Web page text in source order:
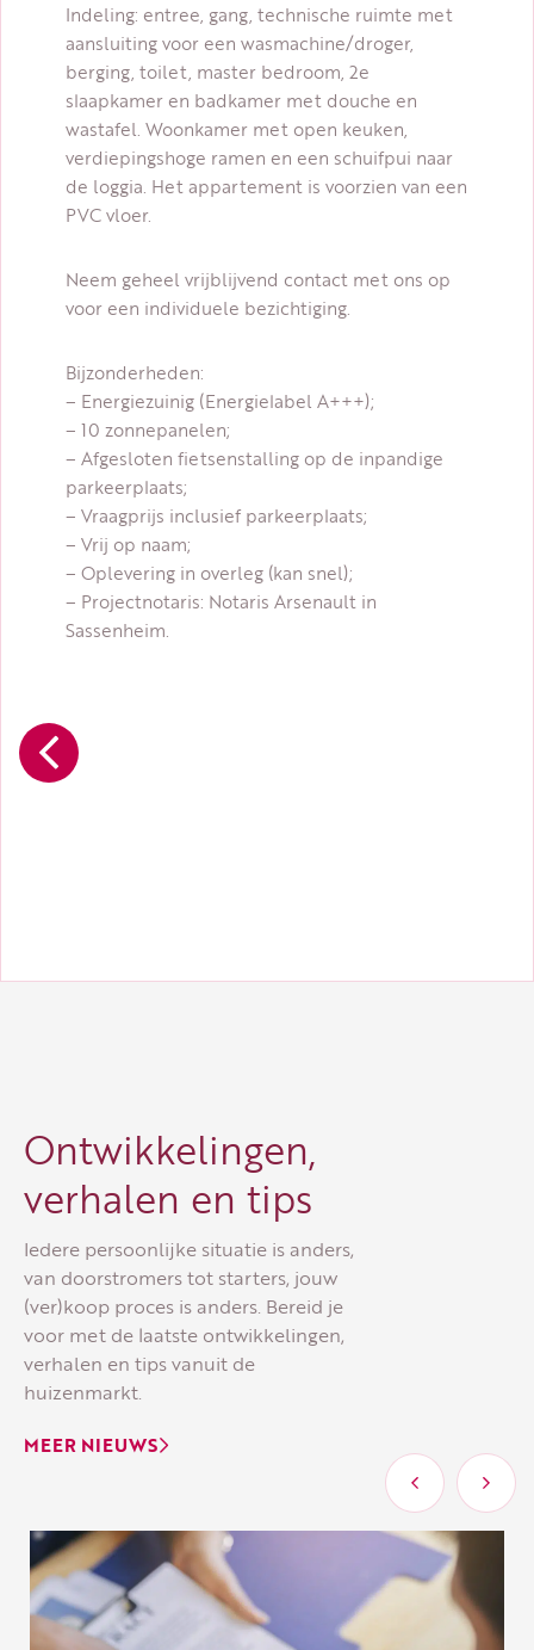
Indeling: entree, gang, technische ruimte met
aansluiting voor een wasmachine/droger,
berging, toilet, master bedroom, 2e
slaapkamer en badkamer met douche en
wastafel. Woonkamer met open keuken,
verdiepingshoge ramen en een schuifpui naar
de loggia. Het appartement is voorzien van een
PVC vloer.
Neem geheel vrijblijvend contact met ons op
voor een individuele bezichtiging.
Bijzonderheden:
– Energiezuinig (Energielabel A+++);
– 10 zonnepanelen;
– Afgesloten fietsenstalling op de inpandige
parkeerplaats;
– Vraagprijs inclusief parkeerplaats;
– Vrij op naam;
– Oplevering in overleg (kan snel);
– Projectnotaris: Notaris Arsenault in
Sassenheim.
Ontwikkelingen,
verhalen en tips
Iedere persoonlijke situatie is anders,
van doorstromers tot starters, jouw
(ver)koop proces is anders. Bereid je
voor met de laatste ontwikkelingen,
verhalen en tips vanuit de
huizenmarkt.
MEER NIEUWS